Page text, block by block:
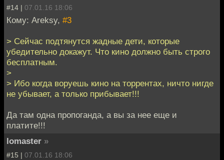
#14 | 07.01.16 18:06
Кому: Areksy, #3
> Сейчас подтянутся жадные дети, которые
убедительно докажут. Что кино должно быть строго
бесплатным.
>
> Ибо когда воруешь кино на торрентах, ничто нигде
не убывает, а только прибывает!!!
Да там одна пропоганда, а вы за нее еще и
платите!!!
lomaster »
#15 | 07.01.16 18:06